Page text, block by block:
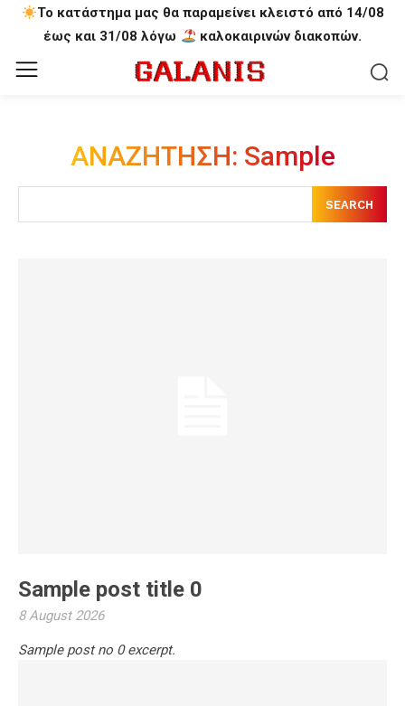
Το κατάστημα μας θα παραμείνει κλειστό από 14/08
έως και 31/08 λόγω
καλοκαιρινών διακοπών.
ΑΝΑΖΗΤΗΣΗ: Sample
SEARCH
Sample post title 0
8 August 2026
Sample post no 0 excerpt.